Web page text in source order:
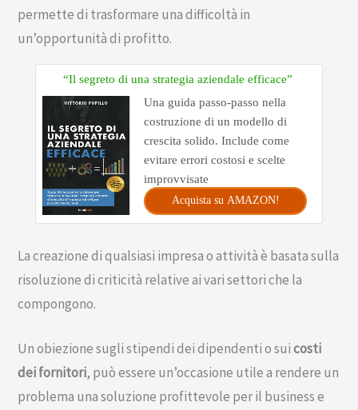
permette di trasformare una difficoltà in
un’opportunità di profitto.
“Il segreto di una strategia aziendale efficace”
Una guida passo-passo nella
costruzione di un modello di
crescita solido. Include come
evitare errori costosi e scelte
improvvisate
Acquista su AMAZON!
La creazione di qualsiasi impresa o attività è basata sulla
risoluzione di criticità relative ai vari settori che la
compongono.
Un obiezione sugli stipendi dei dipendenti o suicosti
dei fornitori, può essere un’occasione utile a rendere un
problema una soluzione profittevole per il business e